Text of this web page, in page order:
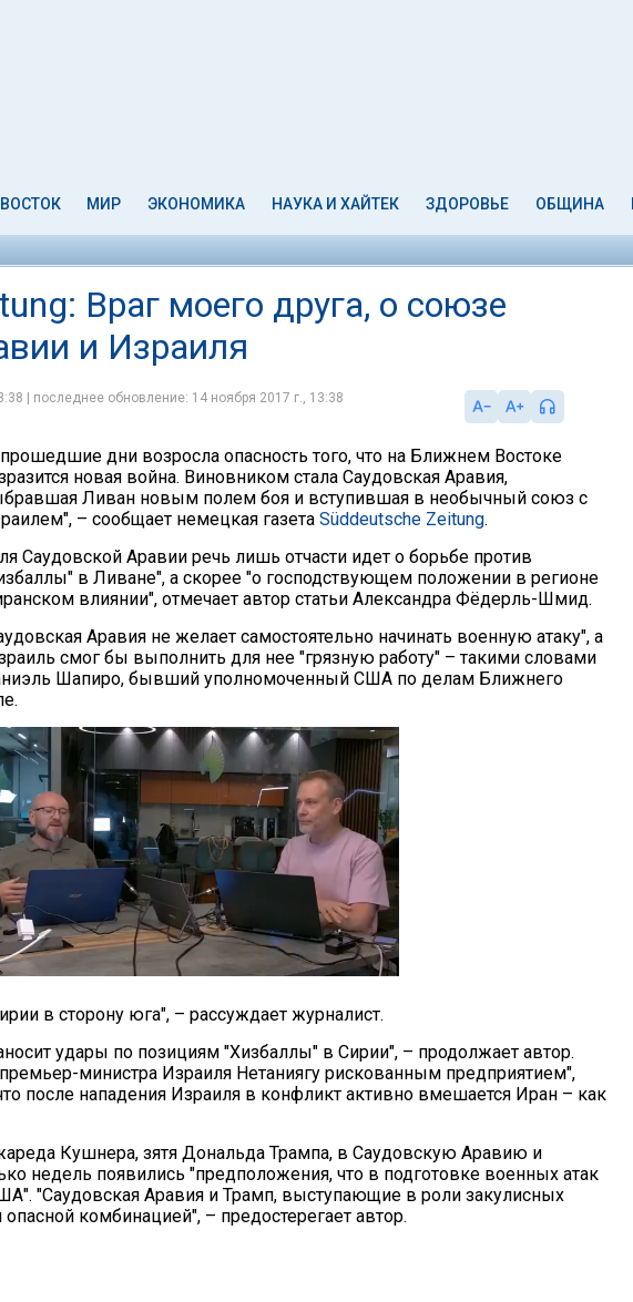
МИР ЭКОНОМИКА НАУКА И ХАЙТЕК ЗДОРОВЬЕ ОБЩИНА
Враг моего друга, о союзе
и Израиля
| последнее обновление: 14 ноября 2017 г., 13:38
дни возросла опасность того, что на Ближнем Востоке
новая война. Виновником стала Саудовская Аравия,
Ливан новым полем боя и вступившая в необычный союз с
– сообщает немецкая газета Süddeutsche Zeitung.
Саудовской Аравии речь лишь отчасти идет о борьбе против
в Ливане", а скорее "о господствующем положении в регионе
влиянии", отмечает автор статьи Александра Фёдерль-Шмид.
Аравия не желает самостоятельно начинать военную атаку", а
смог бы выполнить для нее "грязную работу" – такими словами
Шапиро, бывший уполномоченный США по делам Ближнего
в сторону юга", – рассуждает журналист.
удары по позициям "Хизбаллы" в Сирии", – продолжает автор.
министра Израиля Нетаниягу рискованным предприятием",
после нападения Израиля в конфликт активно вмешается Иран – как
Кушнера, зятя Дональда Трампа, в Саудовскую Аравию и
недель появились "предположения, что в подготовке военных атак
"Саудовская Аравия и Трамп, выступающие в роли закулисных
комбинацией", – предостерегает автор.